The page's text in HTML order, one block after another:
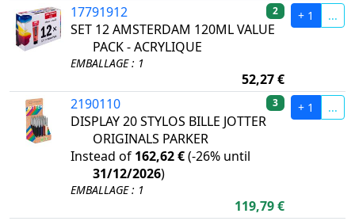
17791912
SET 12 AMSTERDAM 120ML VALUE
PACK - ACRYLIQUE
EMBALLAGE : 1
2
52,27 €
+ 1 ...
2190110
DISPLAY 20 STYLOS BILLE JOTTER
ORIGINALS PARKER
Instead of 162,62 €(-26% until
31/12/2026)
EMBALLAGE : 1
3
119,79 €
+ 1 ...